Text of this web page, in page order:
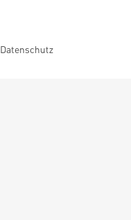
Datenschutz